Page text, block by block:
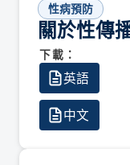
性病預防
關於性傳
下載：
英語
中文